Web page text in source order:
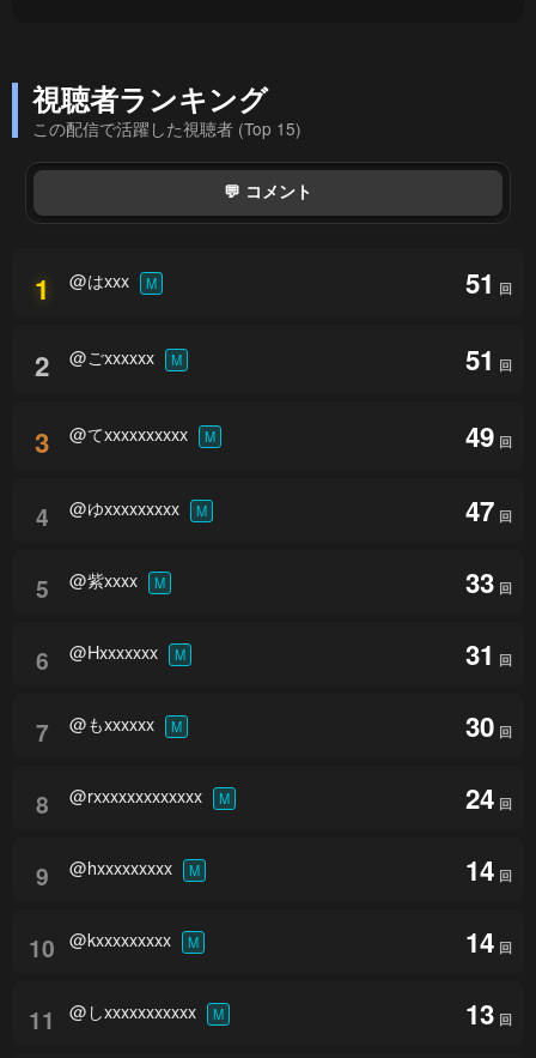
視聴者ランキング
この配信で活躍した視聴者 (Top 15)
💬 コメント
1 @はxxx M 51 回
2 @ごxxxxxx M 51 回
3 @てxxxxxxxxxx M 49 回
4 @ゆxxxxxxxxx M 47 回
5 @紫xxxx M 33 回
6 @Hxxxxxxx M 31 回
7 @もxxxxxx M 30 回
8 @rxxxxxxxxxxxxx M 24 回
9 @hxxxxxxxxx M 14 回
10 @kxxxxxxxxx M 14 回
11 @しxxxxxxxxxxx M 13 回